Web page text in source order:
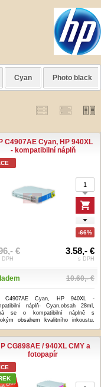
Cyan Photo black
C4907AE Cyan, HP 940XL
- kompatibilní náplň
-66%
€
DPH
3.58,- €
s DPH
10.60,- €
C4907AE Cyan, HP 940XL -
náplň- Cyan,obsah 28ml,
se o kompatibilní náplně s
obsahem kvalitního inkoustu.
CG898AE / 940XL CMY a
fotopapír